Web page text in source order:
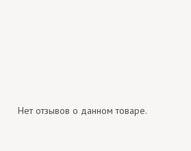
Нет отзывов о данном товаре.